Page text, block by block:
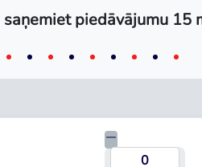
saņemiet piedāvājumu 15